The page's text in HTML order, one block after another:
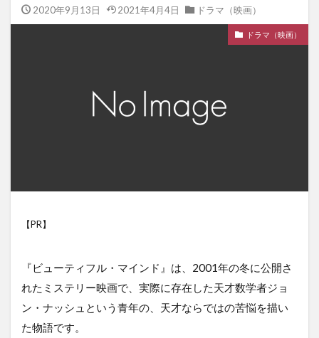
2020年9月13日 2021年4月4日 ドラマ（映画）
ドラマ（映画）
【PR】
『ビューティフル・マインド』は、2001年の冬に公開さ
れたミステリー映画で、実際に存在した天才数学者ジョ
ン・ナッシュという青年の、天才ならではの苦悩を描い
た物語です。